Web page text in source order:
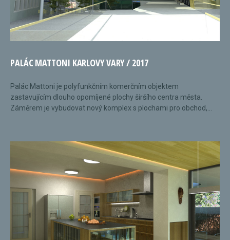
PALÁC MATTONI KARLOVY VARY / 2017
Palác Mattoni je polyfunkčním komerčním objektem
zastavujícím dlouho opomíjené plochy širšího centra města.
Záměrem je vybudovat nový komplex s plochami pro obchod,...